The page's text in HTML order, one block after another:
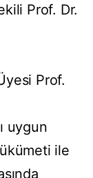
Prof. Dr.
Prof.
uygun
ile